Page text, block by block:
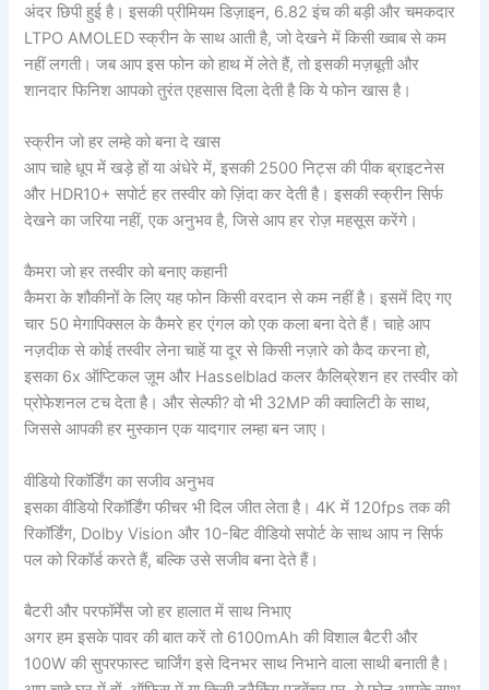
अंदर छिपी हुई है। इसकी प्रीमियम डिज़ाइन, 6.82 इंच की बड़ी और चमकदार
LTPO AMOLED स्क्रीन के साथ आती है, जो देखने में किसी ख्वाब से कम
नहीं लगती। जब आप इस फोन को हाथ में लेते हैं, तो इसकी मज़बूती और
शानदार फिनिश आपको तुरंत एहसास दिला देती है कि ये फोन खास है।
स्क्रीन जो हर लम्हे को बना दे खास
आप चाहे धूप में खड़े हों या अंधेरे में, इसकी 2500 निट्स की पीक ब्राइटनेस
और HDR10+ सपोर्ट हर तस्वीर को ज़िंदा कर देती है। इसकी स्क्रीन सिर्फ
देखने का जरिया नहीं, एक अनुभव है, जिसे आप हर रोज़ महसूस करेंगे।
कैमरा जो हर तस्वीर को बनाए कहानी
कैमरा के शौकीनों के लिए यह फोन किसी वरदान से कम नहीं है। इसमें दिए गए
चार 50 मेगापिक्सल के कैमरे हर एंगल को एक कला बना देते हैं। चाहे आप
नज़दीक से कोई तस्वीर लेना चाहें या दूर से किसी नज़ारे को कैद करना हो,
इसका 6x ऑप्टिकल ज़ूम और Hasselblad कलर कैलिब्रेशन हर तस्वीर को
प्रोफेशनल टच देता है। और सेल्फी? वो भी 32MP की क्वालिटी के साथ,
जिससे आपकी हर मुस्कान एक यादगार लम्हा बन जाए।
वीडियो रिकॉर्डिंग का सजीव अनुभव
इसका वीडियो रिकॉर्डिंग फीचर भी दिल जीत लेता है। 4K में 120fps तक की
रिकॉर्डिंग, Dolby Vision और 10-बिट वीडियो सपोर्ट के साथ आप न सिर्फ
पल को रिकॉर्ड करते हैं, बल्कि उसे सजीव बना देते हैं।
बैटरी और परफॉर्मेंस जो हर हालात में साथ निभाए
अगर हम इसके पावर की बात करें तो 6100mAh की विशाल बैटरी और
100W की सुपरफास्ट चार्जिंग इसे दिनभर साथ निभाने वाला साथी बनाती है।